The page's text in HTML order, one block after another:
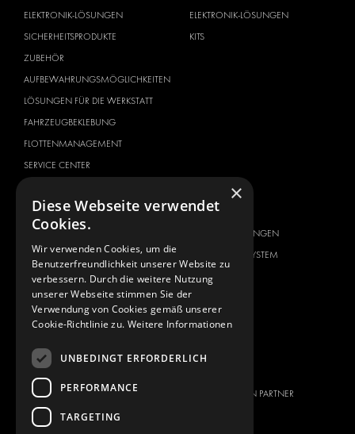
ELEKTRONIK-LÖSUNGEN
SICHERHEITSPRODUKTE
ZUBEHÖR
AUFBEWAHRUNGSMÖGLICHKEITEN
LÖSUNGEN FÜR DIE WERKSTATT
FAHRZEUGBEKLEBUNG
FLOTTENMANAGEMENT
SERVICE CENTER
ELEKTRONIK-LÖSUNGEN
KITS
CITROËN
FIAT
FORD
HYUNDAI
IVECO
MAN
MAXUS
MERCEDES
NISSAN
ÜBER UNS
KOMPLETTLÖSUNGEN
ÜBER MODUL-SYSTEM
DOWNLOADS
NEUIGKEITEN
KONTAKT
WERDEN SIE EIN PARTNER
×
Diese Webseite verwendet
Cookies.
Wir verwenden Cookies, um die
Benutzerfreundlichkeit unserer Website zu
verbessern. Durch die weitere Nutzung
unserer Webseite stimmen Sie der
Verwendung von Cookies gemäß unserer
Cookie-Richtlinie zu. Weitere Informationen
UNBEDINGT ERFORDERLICH
PERFORMANCE
TARGETING